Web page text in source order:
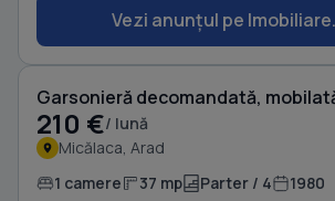
Vezi anunțul pe
Garsonieră decomandată,
210 €/ lună
Micălaca, Arad
1 camere 37 mp Parter / 4 1980